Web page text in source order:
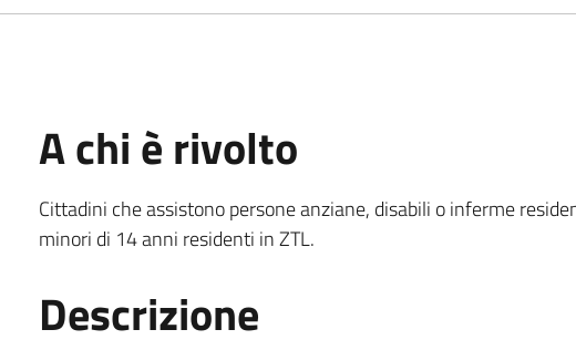
A chi è rivolto
Cittadini che assistono persone anziane, disabili o inferme
minori di 14 anni residenti in ZTL.
Descrizione